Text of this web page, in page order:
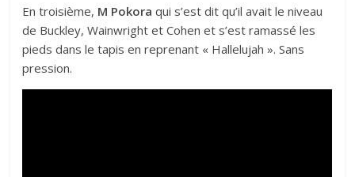
En troisième, M Pokora qui s’est dit qu’il avait le niveau
de Buckley, Wainwright et Cohen et s’est ramassé les
pieds dans le tapis en reprenant « Hallelujah ». Sans
pression.